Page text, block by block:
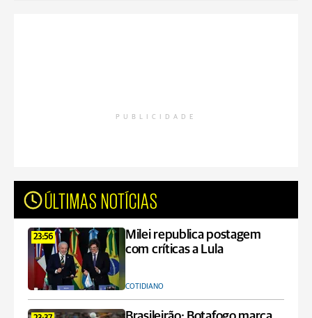
PUBLICIDADE
ÚLTIMAS NOTÍCIAS
23:56
Milei republica postagem
com críticas a Lula
COTIDIANO